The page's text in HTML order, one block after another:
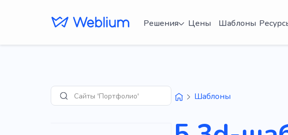
Решения Цены Шаблоны
ПоискСайты 'Портфолио' Шаблоны